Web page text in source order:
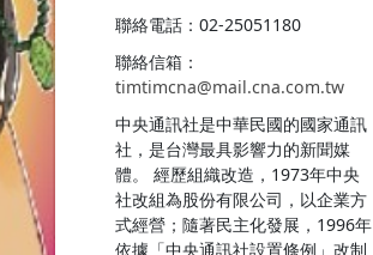
聯絡電話：02-25051180
聯絡信箱：
timtimcna@mail.cna.com.tw
中央通訊社是中華民國的國家通訊
社，是台灣最具影響力的新聞媒
體。 經歷組織改造，1973年中央
社改組為股份有限公司，以企業方
式經營；隨著民主化發展，1996年
依據「中央通訊社設置條例」改制